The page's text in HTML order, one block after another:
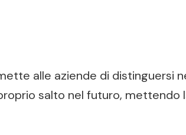
alle aziende di distinguersi
salto nel futuro, mettendo